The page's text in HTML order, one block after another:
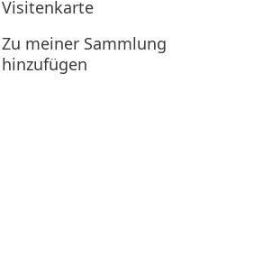
Visitenkarte
Zu meiner Sammlung
hinzufügen